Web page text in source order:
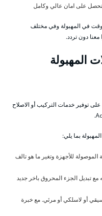
على امان عالي وكامل
وقت في المهبولة وفي مختلف
دون تردد.
المهبولة
توفير خدمات التركيب أو الاصلاح
بما يلي:
الموصولة للأجهزة وتغير ما هو تالف
مع تبديل الجزء المحروق باخر جديد
أو لاسلكي أو مرئي. مع خبرة